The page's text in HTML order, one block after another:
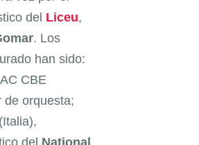
del Liceu,
. Los
han sido:
AC CBE
de orquesta;
(Italia),
del National